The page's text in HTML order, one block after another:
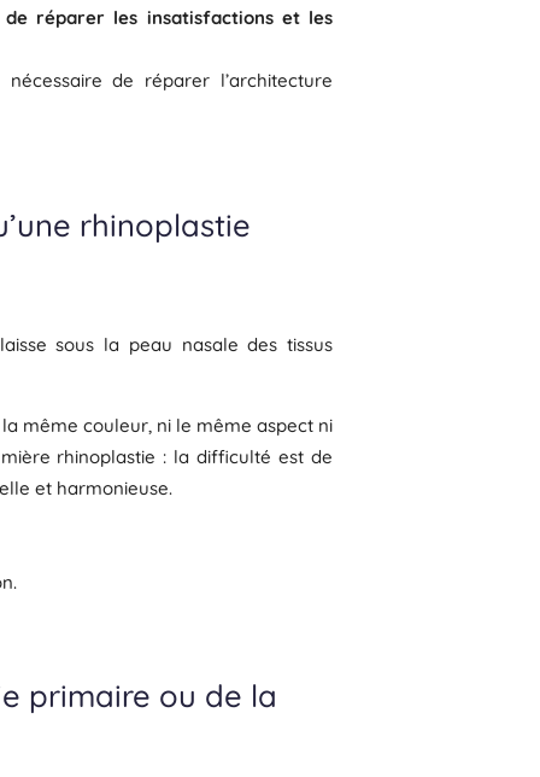
réparer les insatisfactions et les
de réparer l’architecture
rhinoplastie
sous la peau nasale des tissus
même couleur, ni le même aspect ni
rhinoplastie : la difficulté est de
et harmonieuse.
primaire ou de la